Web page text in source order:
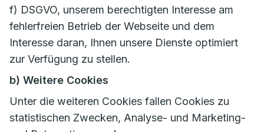
f) DSGVO, unserem berechtigten Interesse am
fehlerfreien Betrieb der Webseite und dem
Interesse daran, Ihnen unsere Dienste optimiert
zur Verfügung zu stellen.
b) Weitere Cookies
Unter die weiteren Cookies fallen Cookies zu
statistischen Zwecken, Analyse- und Marketing-